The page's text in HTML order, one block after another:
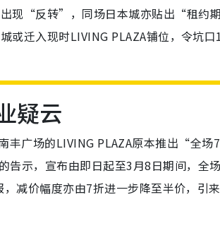
出现“反转”，同场日本城亦贴出“租约
或迁入现时LIVING PLAZA铺位，令坑口
疑云
丰广场的LIVING PLAZA原本推出“全
告示，宣布由即日起至3月8日期间，全
减价幅度亦由7折进一步降至半价，引